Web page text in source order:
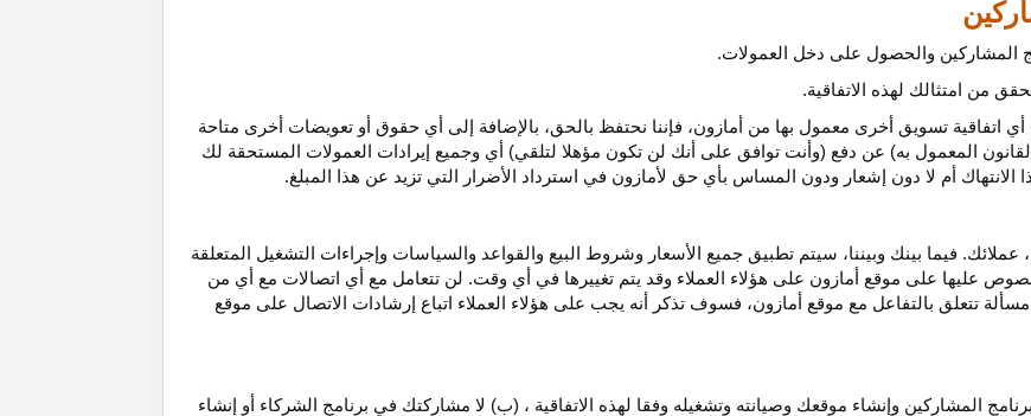
المشاركين والحصول على دخل العمولات.
من امتثالك لهذه الاتفاقية.
أي اتفاقية تسويق أخرى معمول بها من أمازون، فإننا نحتفظ بالحق، بالإضافة إلى أي حقوق أو تعويضات أخرى متاحة
المعمول به) عن دفع (وأنت توافق على أنك لن تكون مؤهلا لتلقي) أي وجميع إيرادات العمولات المستحقة لك
الانتهاك أم لا دون إشعار ودون المساس بأي حق لأمازون في استرداد الأضرار التي تزيد عن هذا المبلغ.
فيما بينك وبيننا، سيتم تطبيق جميع الأسعار وشروط البيع والقواعد والسياسات وإجراءات التشغيل المتعلقة
عليها على موقع أمازون على هؤلاء العملاء وقد يتم تغييرها في أي وقت. لن تتعامل مع أي اتصالات مع أي من
مسألة تتعلق بالتفاعل مع موقع أمازون، فسوف تذكر أنه يجب على هؤلاء العملاء اتباع إرشادات الاتصال على موقع
المشاركين وإنشاء موقعك وصيانته وتشغيله وفقا لهذه الاتفاقية ، (ب) لا مشاركتك في برنامج الشركاء أو إنشاء